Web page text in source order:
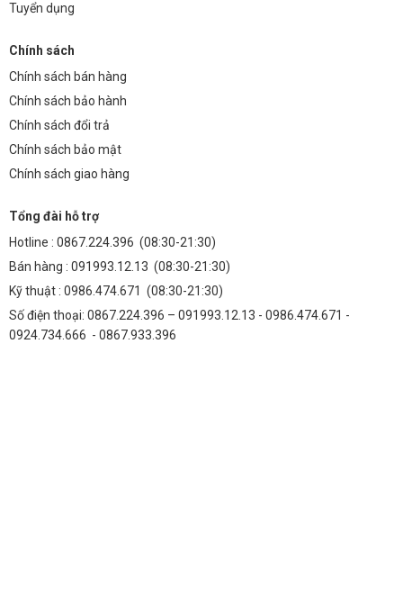
Tuyển dụng
Chính sách
Chính sách bán hàng
Chính sách bảo hành
Chính sách đổi trả
Chính sách bảo mật
Chính sách giao hàng
Tổng đài hỗ trợ
Hotline : 0867.224.396 (08:30-21:30)
Bán hàng : 091993.12.13 (08:30-21:30)
Kỹ thuật : 0986.474.671 (08:30-21:30)
Số điện thoại: 0867.224.396 – 091993.12.13 - 0986.474.671 -
0924.734.666 - 0867.933.396